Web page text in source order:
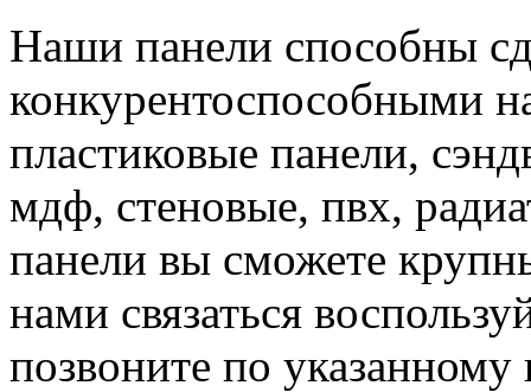
Наши панели способны
конкурентоспособными
пластиковые панели,
мдф, стеновые, пвх,
панели вы сможете
нами связаться
позвоните по